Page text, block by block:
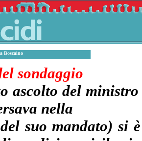
Boscaino
sondaggio
ascolto del
nella
suo mandato) si